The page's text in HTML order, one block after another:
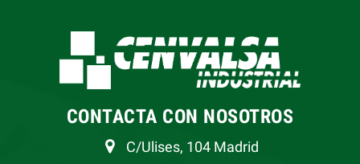
CONTACTA CON NOSOTROS
C/Ulises, 104 Madrid